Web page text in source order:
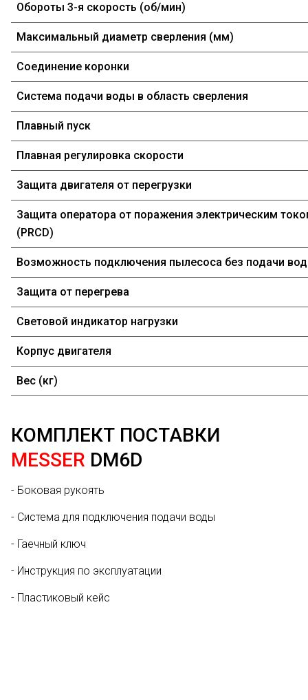
Обороты 3-я скорость (об/мин)
Максимальный диаметр сверления (мм)
Соединение коронки
Система подачи воды в область сверления
Плавный пуск
Плавная регулировка скорости
Защита двигателя от перегрузки
Защита оператора от поражения электрическим
(PRCD)
Возможность подключения пылесоса без подачи
Защита от перегрева
Световой индикатор нагрузки
Корпус двигателя
Вес (кг)
КОМПЛЕКТ ПОСТАВКИ
MESSER DM6D
- Боковая рукоять
- Система для подключения подачи воды
- Гаечный ключ
- Инструкция по эксплуатации
- Пластиковый кейс